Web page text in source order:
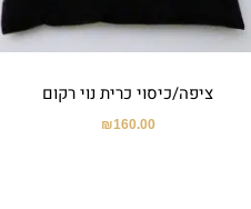
ציפה/כיסוי כרית נוי רקום
₪160.00